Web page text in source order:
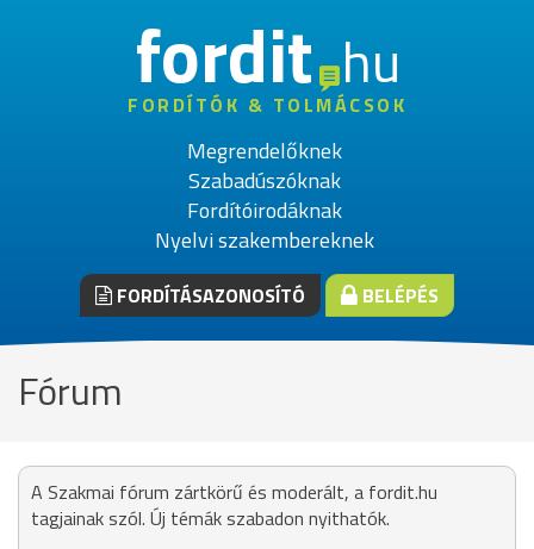
fordithu
FORDÍTÓK & TOLMÁCSOK
Megrendelőknek
Szabadúszóknak
Fordítóirodáknak
Nyelvi szakembereknek
FORDÍTÁSAZONOSÍTÓ BELÉPÉS
Fórum
A Szakmai fórum zártkörű és moderált, a fordit.hu
tagjainak szól. Új témák szabadon nyithatók.